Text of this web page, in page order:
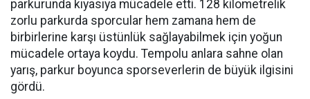
parkurunda kıyasıya mücadele etti. 128 kilometrelik
zorlu parkurda sporcular hem zamana hem de
birbirlerine karşı üstünlük sağlayabilmek için yoğun
mücadele ortaya koydu. Tempolu anlara sahne olan
yarış, parkur boyunca sporseverlerin de büyük ilgisini
gördü.